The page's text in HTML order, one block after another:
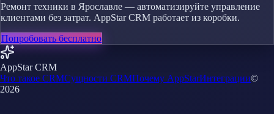
Ремонт техники в Ярославле — автоматизируйте управление
клиентами без затрат. AppStar CRM работает из коробки.
Попробовать бесплатно
AppStar CRM
Что такое CRMСущности CRMПочему AppStarИнтеграции©
2026